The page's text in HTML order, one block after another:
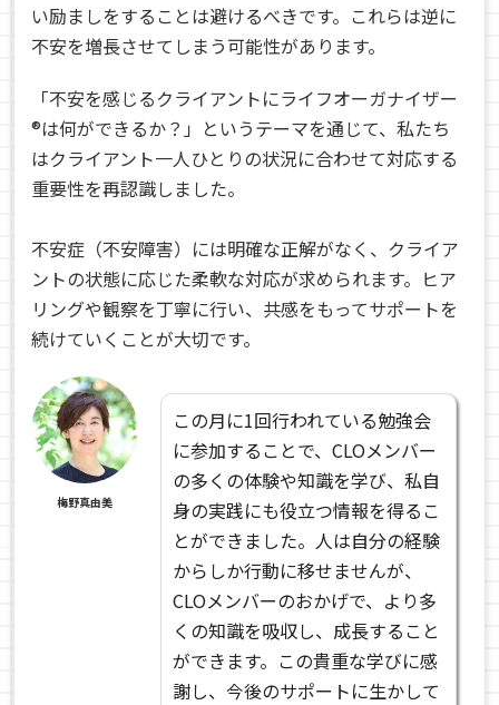
い励ましをすることは避けるべきです。これらは逆に
不安を増長させてしまう可能性があります。
「不安を感じるクライアントにライフオーガナイザー
®は何ができるか？」というテーマを通じて、私たち
はクライアント一人ひとりの状況に合わせて対応する
重要性を再認識しました。
不安症（不安障害）には明確な正解がなく、クライア
ントの状態に応じた柔軟な対応が求められます。ヒア
リングや観察を丁寧に行い、共感をもってサポートを
続けていくことが大切です。
梅野真由美
この月に1回行われている勉強会
に参加することで、CLOメンバー
の多くの体験や知識を学び、私自
身の実践にも役立つ情報を得るこ
とができました。人は自分の経験
からしか行動に移せませんが、
CLOメンバーのおかげで、より多
くの知識を吸収し、成長すること
ができます。この貴重な学びに感
謝し、今後のサポートに生かして